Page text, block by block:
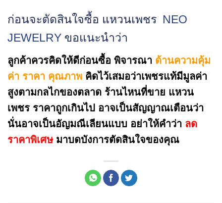
ก่อนจะตัดสินใจซื้อ แหวนเพชร NEO
JEWELRY ขอแนะนำว่า
ลูกค้าควรคิดให้ดีก่อนซื้อ พิจารณา ด้านความคุ้ม
ค่า ราคา คุณภาพ คิดไว้เสมอว่าเพชรแท้มีมูลค่า
สูงตามกลไกของตลาด ร้านไหนที่ขาย แหวน
เพชร ราคาถูกเกินไป อาจเป็นสัญญาณเตือนว่า
นั่นอาจเป็นอัญมณีเลียนแบบ อย่าให้คำว่า ลด
ราคาพิเศษมาบดบังการตัดสินใจของคุณ